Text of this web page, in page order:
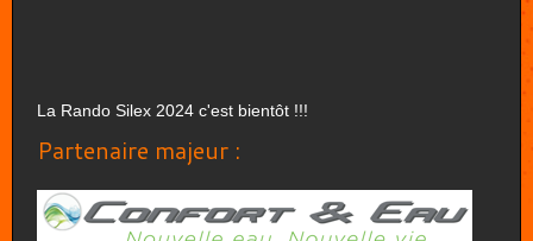
La Rando Silex 2024 c'est bientôt !!!
Partenaire majeur :